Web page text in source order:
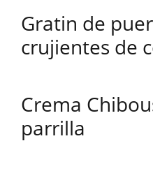
Gratin de
crujientes de
Crema
parrilla